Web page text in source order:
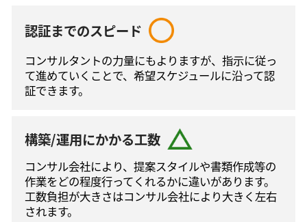
認証までのスピード
コンサルタントの⼒量にもよりますが、指⽰に従っ
て進めていくことで、希望スケジュールに沿って認
証できます。
構築/運用にかかる工数
コンサル会社により、提案スタイルや書類作成等の
作業をどの程度⾏ってくれるかに違いがあります。
工数負担が大きさはコンサル会社により大きく左右
されます。